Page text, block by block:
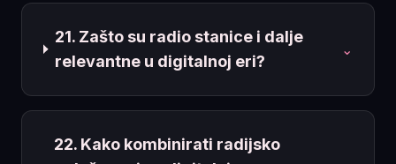
21. Zašto su radio stanice i dalje
relevantne u digitalnoj eri?
⌄
22. Kako kombinirati radijsko